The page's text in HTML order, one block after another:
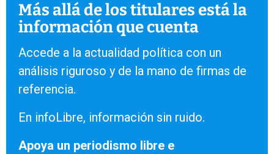
Más allá de los titulares está la
información que cuenta
Accede a la actualidad política con un
análisis riguroso y de la mano de firmas de
referencia.
En infoLibre, información sin ruido.
Apoya un periodismo libre e